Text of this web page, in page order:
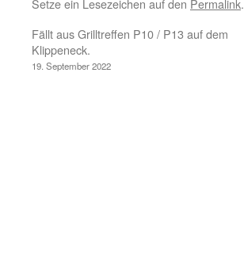
Setze ein Lesezeichen auf den Permalink.
Fällt aus Grilltreffen P10 / P13 auf dem
Klippeneck.
19. September 2022